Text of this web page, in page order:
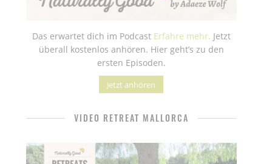
Das erwartet dich im Podcast Erfahre mehr. Jetzt
überall kostenlos anhören. Hier geht’s zu den
ersten Episoden.
Jetzt anhören
VIDEO RETREAT MALLORCA